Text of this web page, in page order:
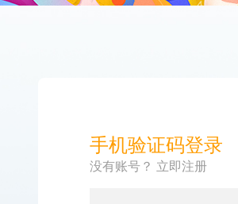
手机验证码登录
没有账号？ 立即注册